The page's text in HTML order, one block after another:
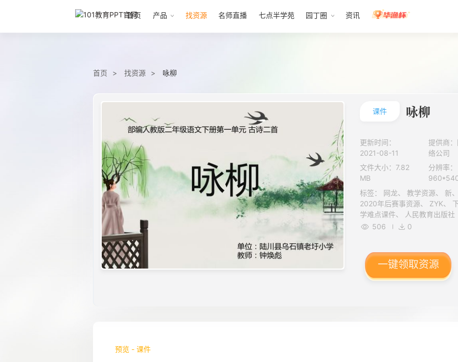
首页 产品 找资源 名师直播 七点半学苑 园丁圈 资讯
首页 找资源 咏柳
课件 咏柳
更新时间：
2021-08-11
提供商
络公司
文件大小：7.82
MB
分辨率：
标签： 网龙、 教学资源、 新、 课件、 1级、 课件、 文档、 课件、
2020年后赛事资源、 ZYK、 下册、 有重难点、 小学、 语文、 教
学难点课件、 人民教育出版社（人教版部编版）、 重难点课件、
ZYKB、 二年级、 正规教育、 K12、 101教育PPT成套资源、 素材
506 0
一键领取资源
预览 - 课件